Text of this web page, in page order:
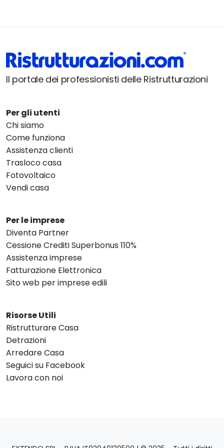
Il portale dei professionisti delle Ristrutturazioni
Per gli utenti
Chi siamo
Come funziona
Assistenza clienti
Trasloco casa
Fotovoltaico
Vendi casa
Per le imprese
Diventa Partner
Cessione Crediti Superbonus 110%
Assistenza imprese
Fatturazione Elettronica
Sito web per imprese edili
Risorse Utili
Ristrutturare Casa
Detrazioni
Arredare Casa
Seguici su Facebook
Lavora con noi